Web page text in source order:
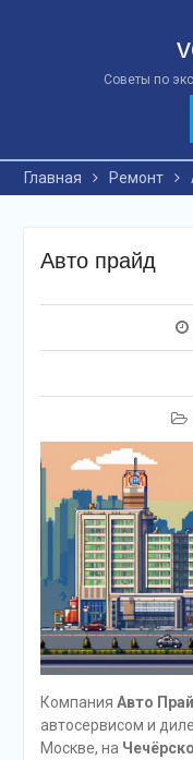
Советы по
Главная Ремонт
Авто прайд
Компания Авто
автосервисом и
Москве, на